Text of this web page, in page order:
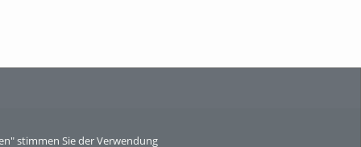
stimmen Sie der Verwendung